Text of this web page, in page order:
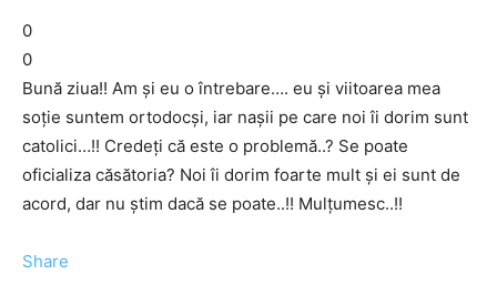
0
0
Bună ziua!! Am și eu o întrebare…. eu și viitoarea mea
soție suntem ortodocși, iar nașii pe care noi îi dorim sunt
catolici…!! Credeți că este o problemă..? Se poate
oficializa căsătoria? Noi îi dorim foarte mult și ei sunt de
acord, dar nu știm dacă se poate..!! Mulțumesc..!!
Share